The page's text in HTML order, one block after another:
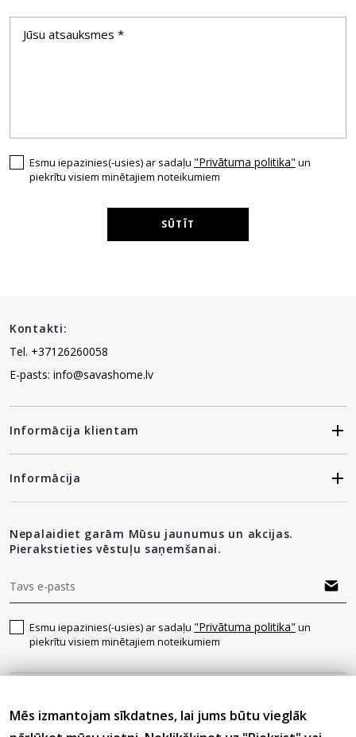
Esmu iepazinies(-usies) ar sadaļu "Privātuma politika" un
piekrītu visiem minētajiem noteikumiem
SŪTĪT
Kontakti:
Tel. +37126260058
E-pasts: info@savashome.lv
Informācija klientam
Informācija
Nepalaidiet garām Mūsu jaunumus un akcijas.
Pierakstieties vēstuļu saņemšanai.
Esmu iepazinies(-usies) ar sadaļu "Privātuma politika" un
piekrītu visiem minētajiem noteikumiem
Mēs izmantojam sīkdatnes, lai jums būtu vieglāk